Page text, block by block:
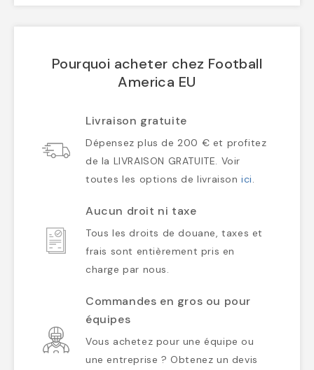
Pourquoi acheter chez Football
America EU
Livraison gratuite
Dépensez plus de 200 € et profitez
de la LIVRAISON GRATUITE. Voir
toutes les options de livraisonici.
Aucun droit ni taxe
Tous les droits de douane, taxes et
frais sont entièrement pris en
charge par nous.
Commandes en gros ou pour
équipes
Vous achetez pour une équipe ou
une entreprise ? Obtenez un devis